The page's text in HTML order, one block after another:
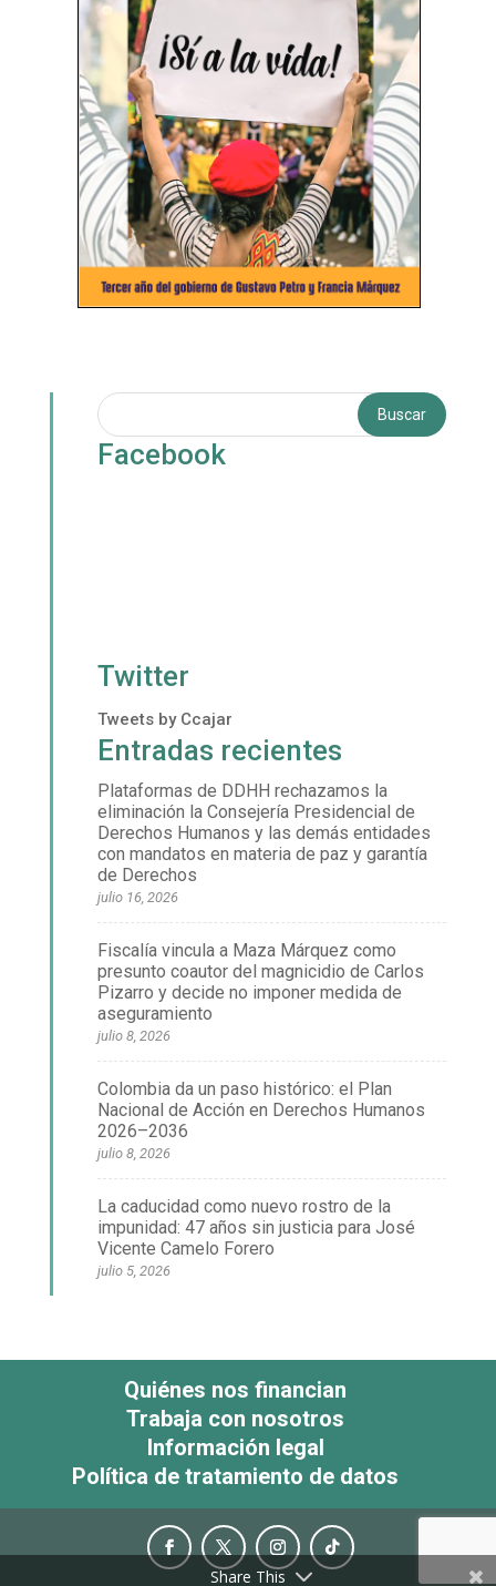
Facebook
Twitter
Tweets by Ccajar
Entradas recientes
Plataformas de DDHH rechazamos la
eliminación la Consejería Presidencial de
Derechos Humanos y las demás entidades
con mandatos en materia de paz y garantía
de Derechos
julio 16, 2026
Fiscalía vincula a Maza Márquez como
presunto coautor del magnicidio de Carlos
Pizarro y decide no imponer medida de
aseguramiento
julio 8, 2026
Colombia da un paso histórico: el Plan
Nacional de Acción en Derechos Humanos
2026–2036
julio 8, 2026
La caducidad como nuevo rostro de la
impunidad: 47 años sin justicia para José
Vicente Camelo Forero
julio 5, 2026
Quiénes nos financian
Trabaja con nosotros
Información legal
Política de tratamiento de datos
Share This